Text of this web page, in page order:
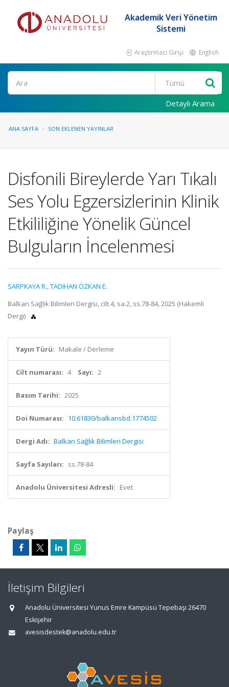
Akademik Veri Yönetim
Sistemi
Araştırmacı Girişi English
Ara
Detaylı Arama
ANA SAYFA SON EKLENEN YAYINLAR
Disfonili Bireylerde Yarı Tıkalı
Ses Yolu Egzersizlerinin Klinik
Etkililiğine Yönelik Güncel
Bulguların İncelenmesi
SARPKAYA R.,TADIHAN ÖZKAN E.
Balkan Sağlık Bilimleri Dergisi, cilt.4, sa.2, ss.78-84, 2025 (Hakemli
Dergi)
Yayın Türü: Makale / Derleme
Cilt numarası: 4 Sayı: 2
Basım Tarihi: 2025
Doi Numarası: 10.61830/balkansbd.1774502
Dergi Adı: Balkan Sağlık Bilimleri Dergisi
Sayfa Sayıları: ss.78-84
Anadolu Üniversitesi Adresli: Evet
Paylaş
İletişim Bilgileri
Anadolu Üniversitesi Yunus Emre Kampüsü Tepebaşı 26470
Eskişehir
avesisdestek@anadolu.edu.tr